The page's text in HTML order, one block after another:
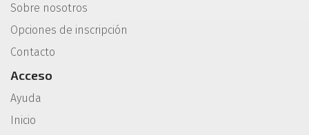
Sobre nosotros
Opciones de inscripción
Contacto
Acceso
Ayuda
Inicio